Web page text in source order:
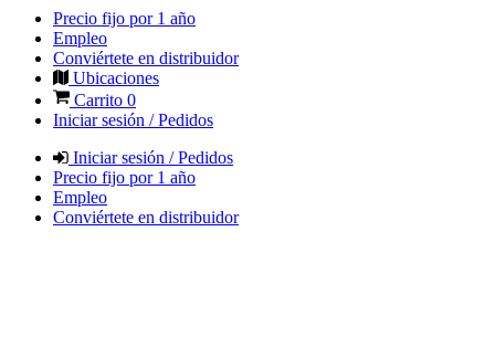
Precio fijo por 1 año
Empleo
Conviértete en distribuidor
Ubicaciones
Carrito 0
Iniciar sesión / Pedidos
Iniciar sesión / Pedidos
Precio fijo por 1 año
Empleo
Conviértete en distribuidor